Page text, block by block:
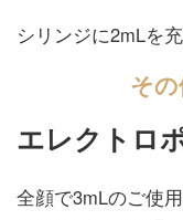
シリンジに2mLを
そ
エレクトロ
全顔で3mLのご使